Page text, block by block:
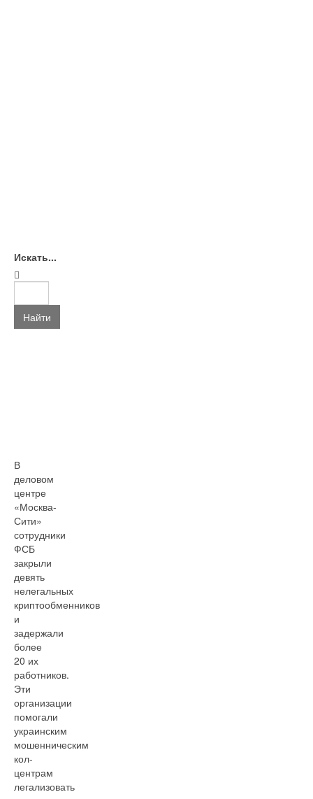
Искать...
Найти
В
деловом
центре
«Москва-
Сити»
сотрудники
ФСБ
закрыли
девять
нелегальных
криптообменников
и
задержали
более
20 их
работников.
Эти
организации
помогали
украинским
мошенническим
кол-
центрам
легализовать